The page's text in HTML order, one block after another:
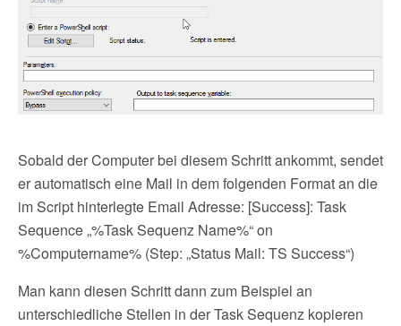
Sobald der Computer bei diesem Schritt ankommt, sendet
er automatisch eine Mail in dem folgenden Format an die
im Script hinterlegte Email Adresse: [Success]: Task
Sequence „%Task Sequenz Name%“ on
%Computername% (Step: „Status Mail: TS Success“)
Man kann diesen Schritt dann zum Beispiel an
unterschiedliche Stellen in der Task Sequenz kopieren